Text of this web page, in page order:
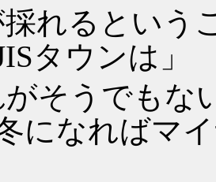
採れるとい
タウンは」
がそうでも
になればマ